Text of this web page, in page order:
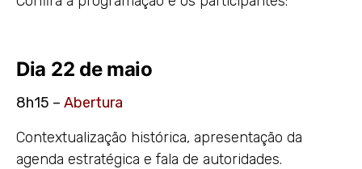
Dia 22 de maio
8h15 – Abertura
Contextualização histórica, apresentação da
agenda estratégica e fala de autoridades.